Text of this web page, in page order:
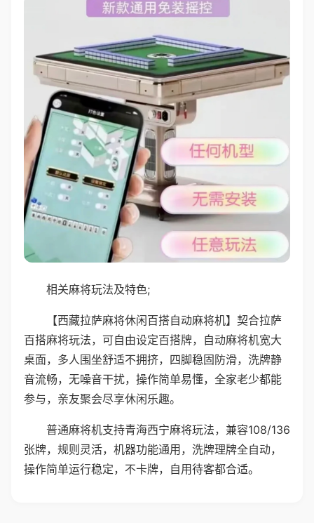
相关麻将玩法及特色;
【西藏拉萨麻将休闲百搭自动麻将机】契合拉萨
百搭麻将玩法，可自由设定百搭牌，自动麻将机宽大
桌面，多人围坐舒适不拥挤，四脚稳固防滑，洗牌静
音流畅，无噪音干扰，操作简单易懂，全家老少都能
参与，亲友聚会尽享休闲乐趣。
普通麻将机支持青海西宁麻将玩法，兼容108/136
张牌，规则灵活，机器功能通用，洗牌理牌全自动，
操作简单运行稳定，不卡牌，自用待客都合适。